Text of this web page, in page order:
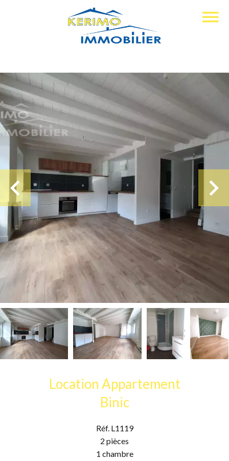
Location Appartement
Binic
Réf. L1119
2 pièces
1 chambre